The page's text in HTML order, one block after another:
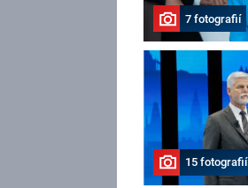
7 fotografií
15 fotografií